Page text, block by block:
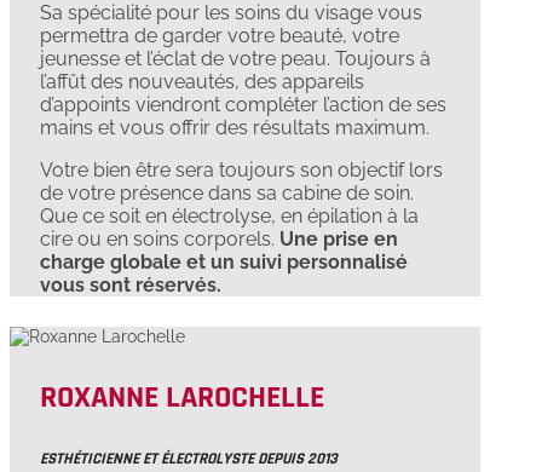
Sa spécialité pour les soins du visage vous
permettra de garder votre beauté, votre
jeunesse et l’éclat de votre peau. Toujours à
l’affût des nouveautés, des appareils
d’appoints viendront compléter l’action de ses
mains et vous offrir des résultats maximum.
Votre bien être sera toujours son objectif lors
de votre présence dans sa cabine de soin.
Que ce soit en électrolyse, en épilation à la
cire ou en soins corporels. Une prise en
charge globale et un suivi personnalisé
vous sont réservés.
ROXANNE LAROCHELLE
ESTHÉTICIENNE ET ÉLECTROLYSTE DEPUIS 2013